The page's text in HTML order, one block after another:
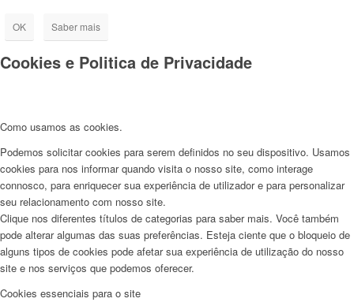
OK Saber mais
Cookies e Politica de Privacidade
Como usamos as cookies.
Podemos solicitar cookies para serem definidos no seu dispositivo. Usamos
cookies para nos informar quando visita o nosso site, como interage
connosco, para enriquecer sua experiência de utilizador e para personalizar
seu relacionamento com nosso site.
Clique nos diferentes títulos de categorias para saber mais. Você também
pode alterar algumas das suas preferências. Esteja ciente que o bloqueio de
alguns tipos de cookies pode afetar sua experiência de utilização do nosso
site e nos serviços que podemos oferecer.
Cookies essenciais para o site